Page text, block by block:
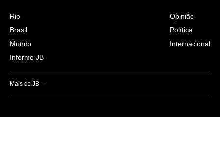
Rio
Brasil
Mundo
Informe JB
Opinião
Política
Internacional
Mais do JB
Esportes